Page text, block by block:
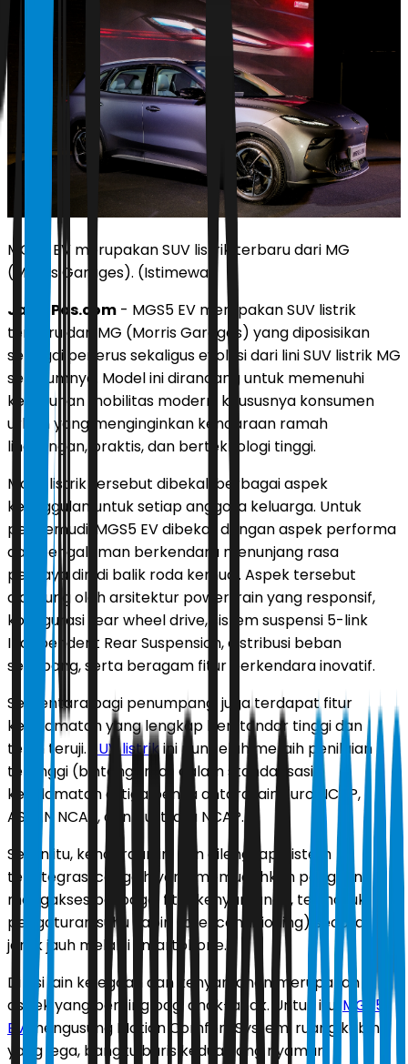
MGS5 EV merupakan SUV listrik terbaru dari MG
(Morris Garages). (Istimewa)
JawaPos.com - MGS5 EV merupakan SUV listrik
terbaru dari MG (Morris Garages) yang diposisikan
sebagai penerus sekaligus evolusi dari lini SUV listrik MG
sebelumnya. Model ini dirancang untuk memenuhi
kebutuhan mobilitas modern, khususnya konsumen
urban yang menginginkan kendaraan ramah
lingkungan, praktis, dan berteknologi tinggi.
Mobil listrik tersebut dibekali berbagai aspek
keunggulan untuk setiap anggota keluarga. Untuk
pengemudi, MGS5 EV dibekali dengan aspek performa
dan pengalaman berkendara menunjang rasa
percaya diri di balik roda kemudi. Aspek tersebut
didukung oleh arsitektur powertrain yang responsif,
konfigurasi rear wheel drive, sistem suspensi 5-link
Independent Rear Suspension, distribusi beban
seimbang, serta beragam fitur berkendara inovatif.
Sementara bagi penumpang, juga terdapat fitur
keselamatan yang lengkap berstandar tinggi dan
telah teruji.
SUV listrikini pun telah meraih penilaian
tertinggi (bintang lima) dalam standarisasi
keselamatan di tiga benua antara lain Euro NCAP,
ASEAN NCAP, dan Australia NCAP.
Selain itu, kendaraan ini pun dilengkapi sistem
terintegrasi canggih yang memudahkan pengguna
mengakses berbagai fitur kenyamanan, termasuk
pengaturan suhu kabin (pre-conditioning) secara
jarak jauh melalui smartphone.
Di sisi lain kelegaan dan kenyamanan merupakan
aspek yang penting bagi anak-anak. Untuk itu,MGS5
EV
mengusung Motion Comfort System, ruang kabin
yang lega, bangku baris kedua yang nyaman,